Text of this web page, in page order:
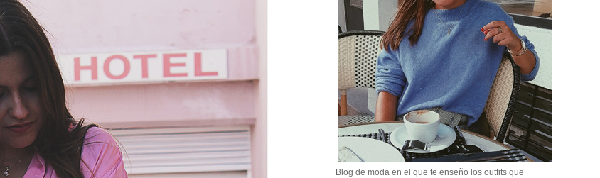
Blog de moda en el que te enseño los outfits que